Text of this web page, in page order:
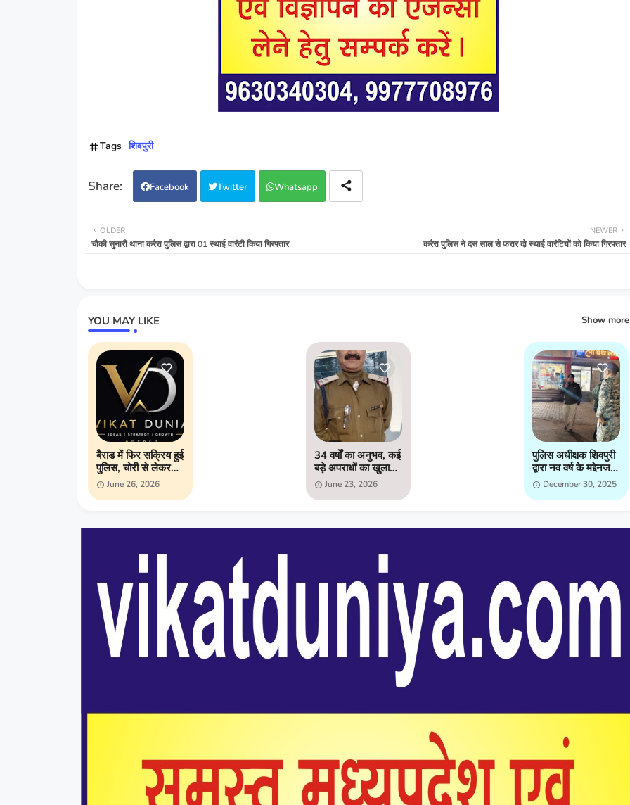
Tags शिवपुरी
Facebook Twitter Whatsapp
NEWER
करैरा पुलिस ने दस साल से फरार दो स्थाई वारंटियों को किया गिरफ्तार
OLDER
चौकी सुनारी थाना करैरा पुलिस द्वारा 01 स्थाई वारंटी किया गिरफ्तार
YOU MAY LIKE Show more
बैराड में फिर सक्रिय हुई
पुलिस, चोरी से लेकर
अवैध शराब तक
ताबड़तोड़ कार्रवाई;
June 26, 2026
34 वर्षों का अनुभव, कई
बड़े अपराधों का खुलासा;
अब हिम्मतपुर चौकी की
कमान संभाल रहे
June 23, 2026
पुलिस अधीक्षक शिवपुरी
द्वारा नव वर्ष के मद्देनजर
मय फोर्स के शहर मे
भ्रमण कर कानून
December 30, 2025